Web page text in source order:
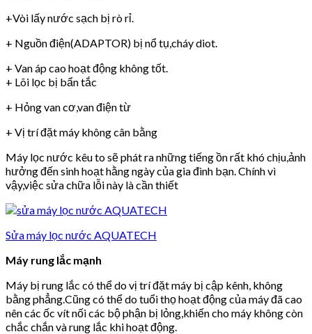
+Vòi lấy nước sạch bị rò rỉ.
+ Nguồn điện(ADAPTOR) bị nổ tụ,cháy diot.
+ Van áp cao hoạt động không tốt.
+ Lõi lọc bị bẩn tắc
+ Hỏng van cơ,van điện từ
+ Vị trí đặt máy không cân bằng
Máy lọc nước kêu to sẽ phát ra những tiếng ồn rất khó chịu,ảnh
hưởng đến sinh hoạt hằng ngày của gia đình bạn. Chính vì
vậy,việc sửa chữa lỗi này là cần thiết
Sửa máy lọc nước AQUATECH
Máy rung lắc mạnh
Máy bị rung lắc có thể do vị trí đặt máy bị cập kênh, không
bằng phẳng.Cũng có thể do tuổi thọ hoạt động của máy đã cao
nên các ốc vít nối các bộ phận bị lỏng,khiến cho máy không còn
chắc chắn và rung lắc khi hoạt động.